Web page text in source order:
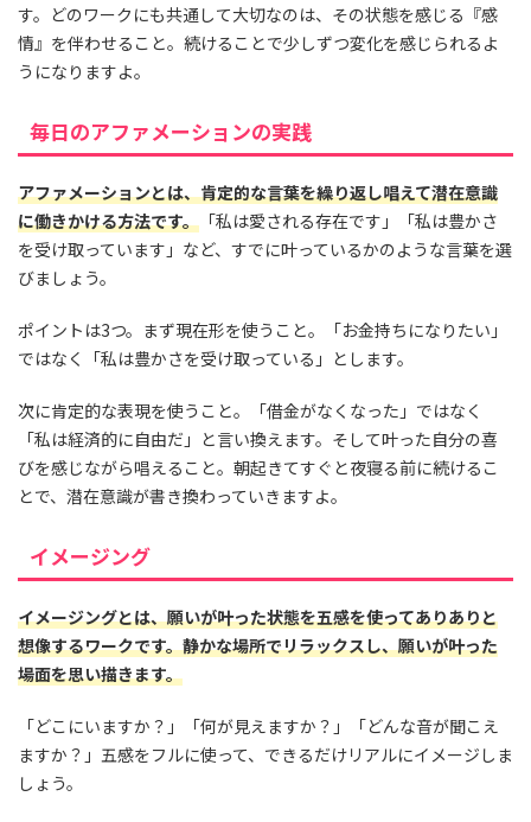
す。どのワークにも共通して大切なのは、その状態を感じる『感
情』を伴わせること。続けることで少しずつ変化を感じられるよ
うになりますよ。
毎日のアファメーションの実践
アファメーションとは、肯定的な言葉を繰り返し唱えて潜在意識
に働きかける方法です。 「私は愛される存在です」「私は豊かさ
を受け取っています」など、すでに叶っているかのような言葉を選
びましょう。
ポイントは3つ。まず現在形を使うこと。「お金持ちになりたい」
ではなく「私は豊かさを受け取っている」とします。
次に肯定的な表現を使うこと。「借金がなくなった」ではなく
「私は経済的に自由だ」と言い換えます。そして叶った自分の喜
びを感じながら唱えること。朝起きてすぐと夜寝る前に続けるこ
とで、潜在意識が書き換わっていきますよ。
イメージング
イメージングとは、願いが叶った状態を五感を使ってありありと
想像するワークです。静かな場所でリラックスし、願いが叶った
場面を思い描きます。
「どこにいますか？」「何が見えますか？」「どんな音が聞こえ
ますか？」五感をフルに使って、できるだけリアルにイメージしま
しょう。